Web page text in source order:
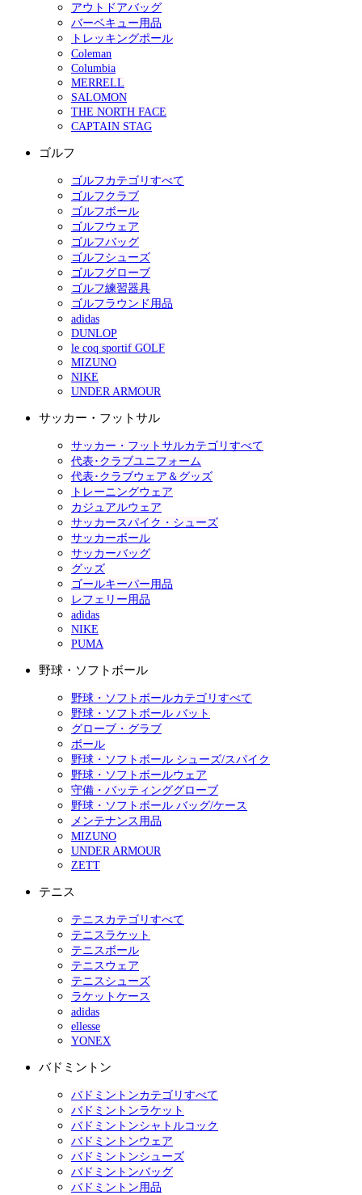
アウトドアバッグ
バーベキュー用品
トレッキングポール
Coleman
Columbia
MERRELL
SALOMON
THE NORTH FACE
CAPTAIN STAG
ゴルフ
ゴルフカテゴリすべて
ゴルフクラブ
ゴルフボール
ゴルフウェア
ゴルフバッグ
ゴルフシューズ
ゴルフグローブ
ゴルフ練習器具
ゴルフラウンド用品
adidas
DUNLOP
le coq sportif GOLF
MIZUNO
NIKE
UNDER ARMOUR
サッカー・フットサル
サッカー・フットサルカテゴリすべて
代表･クラブユニフォーム
代表･クラブウェア＆グッズ
トレーニングウェア
カジュアルウェア
サッカースパイク・シューズ
サッカーボール
サッカーバッグ
グッズ
ゴールキーパー用品
レフェリー用品
adidas
NIKE
PUMA
野球・ソフトボール
野球・ソフトボールカテゴリすべて
野球・ソフトボール バット
グローブ・グラブ
ボール
野球・ソフトボール シューズ/スパイク
野球・ソフトボールウェア
守備・バッティンググローブ
野球・ソフトボール バッグ/ケース
メンテナンス用品
MIZUNO
UNDER ARMOUR
ZETT
テニス
テニスカテゴリすべて
テニスラケット
テニスボール
テニスウェア
テニスシューズ
ラケットケース
adidas
ellesse
YONEX
バドミントン
バドミントンカテゴリすべて
バドミントンラケット
バドミントンシャトルコック
バドミントンウェア
バドミントンシューズ
バドミントンバッグ
バドミントン用品